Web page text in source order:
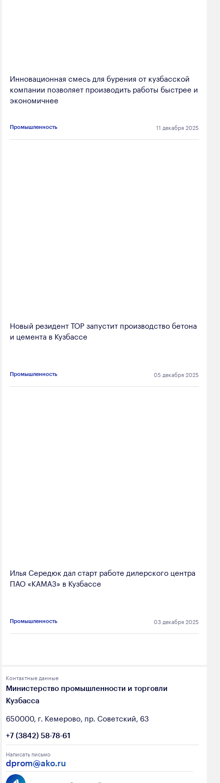
Инновационная смесь для бурения от кузбасской
компании позволяет производить работы быстрее и
экономичнее
Промышленность 11 декабря 2025
Новый резидент ТОР запустит производство бетона
и цемента в Кузбассе
Промышленность 05 декабря 2025
Илья Середюк дал старт работе дилерского центра
ПАО «КАМАЗ» в Кузбассе
Промышленность 03 декабря 2025
Контактные данные
Министерство промышленности и торговли
Кузбасса
650000, г. Кемерово, пр. Советский, 63
+7 (3842) 58-78-61
Написать письмо
dprom@ako.ru